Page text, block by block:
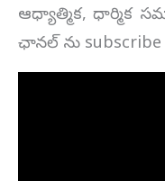
ఆధ్యాత్మిక, ధార్మిక
ఛానల్ ను subscribe